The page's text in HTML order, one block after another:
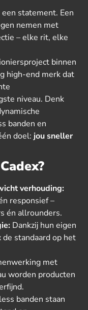
statement. Een
nemen met
– elke rit, elke
binnen
high-end merk dat
niveau. Denk
banden en
doel: jou sneller
verhouding:
responsief –
én allrounders.
Dankzij hun eigen
standaard op het
met
worden producten
banden staan